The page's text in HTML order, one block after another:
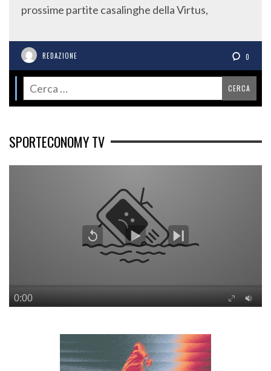
prossime partite casalinghe della Virtus,
REDAZIONE 0
SPORTECONOMY TV